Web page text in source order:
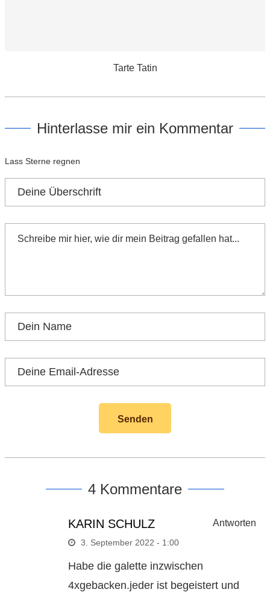
Tarte Tatin
Hinterlasse mir ein Kommentar
Lass Sterne regnen
4 Kommentare
KARIN SCHULZ
3. September 2022 - 1:00
Habe die galette inzwischen
4xgebacken.jeder ist begeistert und
Antworten